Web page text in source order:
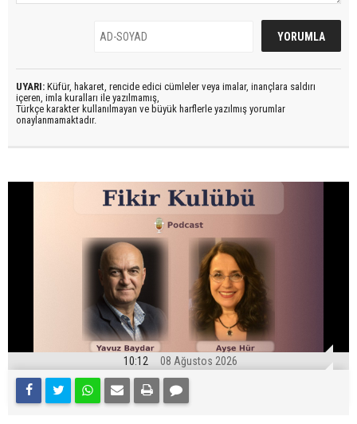
UYARI: Küfür, hakaret, rencide edici cümleler veya imalar, inançlara saldırı
içeren, imla kuralları ile yazılmamış,
Türkçe karakter kullanılmayan ve büyük harflerle yazılmış yorumlar
onaylanmamaktadır.
10:12 08 Ağustos 2026